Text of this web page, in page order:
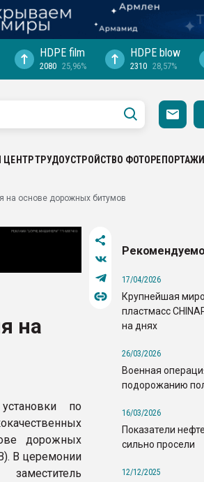
HDPE film
2080 25,96%
HDPE blow
2310 28,57%
ЦЕНТРТРУДОУСТРОЙСТВО ФОТОРЕПОРТАЖИ
на основе дорожных битумов
на
по
дорожных
В церемонии
17/04/2026
Крупнейшая
пластмасс
на днях
26/03/2026
Военная
подорожанию
16/03/2026
Показатели
сильно просели
12/12/2025